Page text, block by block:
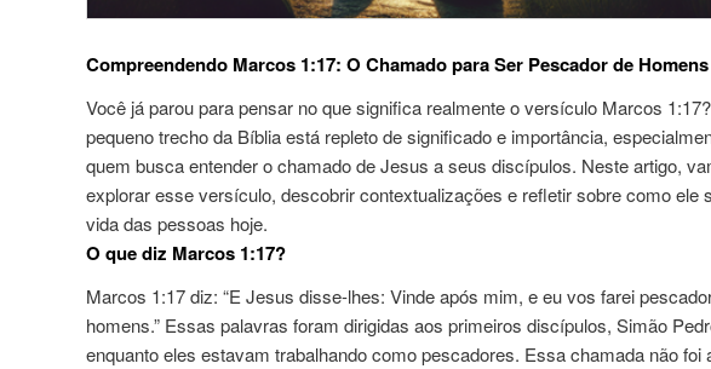
Compreendendo Marcos 1:17: O Chamado para Ser Pescador de Homens
Você já parou para pensar no que significa realmente o versículo Marcos
pequeno trecho da Bíblia está repleto de significado e importância,
quem busca entender o chamado de Jesus a seus discípulos. Neste artigo,
explorar esse versículo, descobrir contextualizações e refletir sobre como ele
vida das pessoas hoje.
O que diz Marcos 1:17?
Marcos 1:17 diz: “E Jesus disse-lhes: Vinde após mim, e eu vos farei
homens.” Essas palavras foram dirigidas aos primeiros discípulos, Simão
enquanto eles estavam trabalhando como pescadores. Essa chamada não foi